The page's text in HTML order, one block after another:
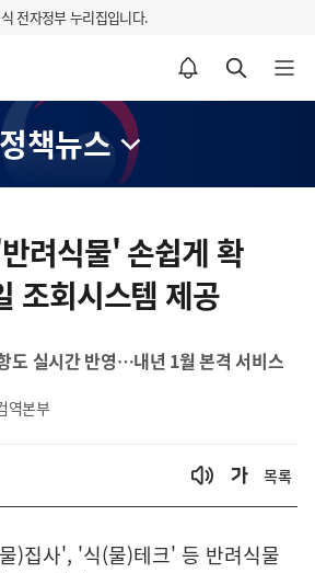
전자정부 누리집입니다.
알림설정 바로가기 검색 바로가기 메뉴 열기
정책뉴스
려식물' 손쉽게 확
조회시스템 제공
도 실시간 반영…내년 1월 본격 서비스
역본부
목록
)집사', '식(물)테크' 등 반려식물